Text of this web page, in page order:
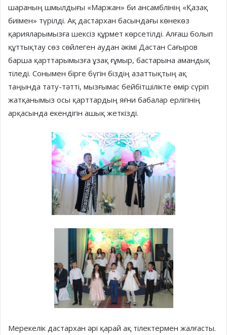
шараның шмылдығы «Маржан» би ансамблінің «Қазақ
биімен» түрілді. Ақ дастархан басындағы көнекөз
қарияларымызға шексіз құрмет көрсетілді. Алғаш болып
құттықтау сөз сөйлеген аудан әкімі Дастан Сағыров
барша қарттарымызға ұзақ ғұмыр, бастарына амандық
тіледі. Сонымен бірге бүгін біздің азаттықтың ақ
таңында тату-тәтті, мызғымас бейбітшілікте өмір сүріп
жатқанымыз осы қарттардың яғни бабалар ерлігінің
арқасында екендігін ашық жеткізді.
Мерекелік дастархан әрі қарай ақ тілектермен жалғасты.